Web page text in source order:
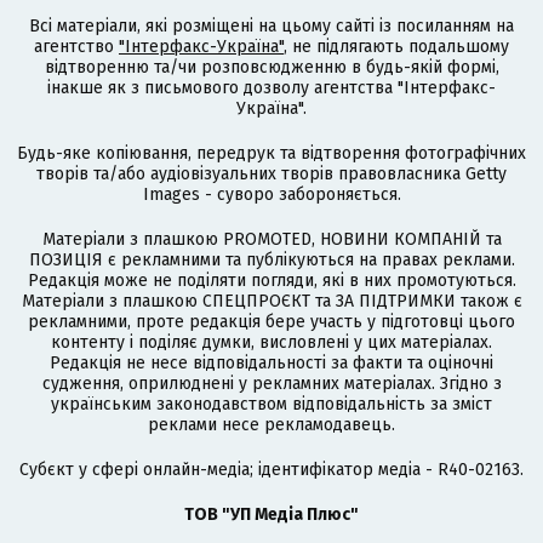
Всі матеріали, які розміщені на цьому сайті із посиланням на
агентство "Інтерфакс-Україна", не підлягають подальшому
відтворенню та/чи розповсюдженню в будь-якій формі,
інакше як з письмового дозволу агентства "Інтерфакс-
Україна".
Будь-яке копіювання, передрук та відтворення фотографічних
творів та/або аудіовізуальних творів правовласника Getty
Images - суворо забороняється.
Матеріали з плашкою PROMOTED, НОВИНИ КОМПАНІЙ та
ПОЗИЦІЯ є рекламними та публікуються на правах реклами.
Редакція може не поділяти погляди, які в них промотуються.
Матеріали з плашкою СПЕЦПРОЄКТ та ЗА ПІДТРИМКИ також є
рекламними, проте редакція бере участь у підготовці цього
контенту і поділяє думки, висловлені у цих матеріалах.
Редакція не несе відповідальності за факти та оціночні
судження, оприлюднені у рекламних матеріалах. Згідно з
українським законодавством відповідальність за зміст
реклами несе рекламодавець.
Cубєкт у сфері онлайн-медіа; ідентифікатор медіа - R40-02163.
ТОВ "УП Медіа Плюс"